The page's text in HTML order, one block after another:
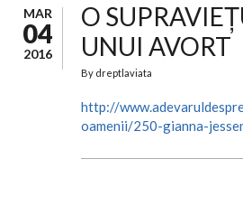
MAR
04
2016
O
UNUI AVORT
By dreptlaviata
http://
oamenii/250-gianna-